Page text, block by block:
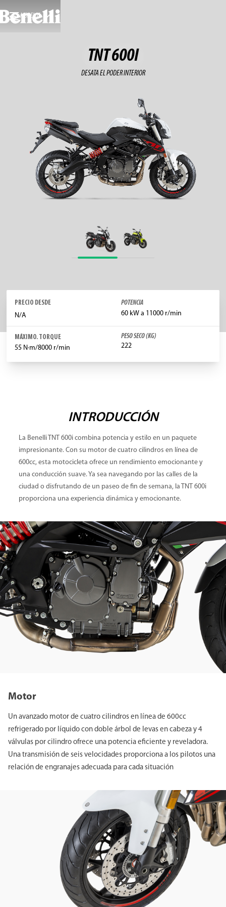
MODELOS
TNT 600I
DESATA EL PODER INTERIOR
PRECIO DESDE
N/A
POTENCIA
60 kW a 11000 r/min
MÁXIMO. TORQUE
55 N·m/8000 r/min
PESO SECO (KG)
222
INTRODUCCIÓN
La Benelli TNT 600i combina potencia y estilo en un paquete
impresionante. Con su motor de cuatro cilindros en línea de
600cc, esta motocicleta ofrece un rendimiento emocionante y
una conducción suave. Ya sea navegando por las calles de la
ciudad o disfrutando de un paseo de fin de semana, la TNT 600i
proporciona una experiencia dinámica y emocionante.
Motor
Un avanzado motor de cuatro cilindros en línea de 600cc
refrigerado por líquido con doble árbol de levas en cabeza y 4
válvulas por cilindro ofrece una potencia eficiente y reveladora.
Una transmisión de seis velocidades proporciona a los pilotos una
relación de engranajes adecuada para cada situación